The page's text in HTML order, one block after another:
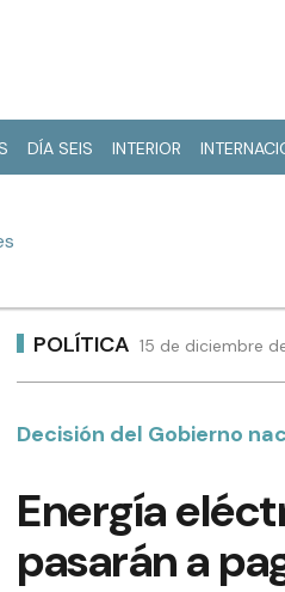
DÍA SEIS INTERIOR
POLÍTICA 15 de diciembre
Decisión del Gobierno
Energía
pasarán a